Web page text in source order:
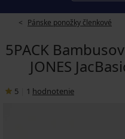
Pánske ponožky členkové
5PACK
JONES
5 1 hodnotenie